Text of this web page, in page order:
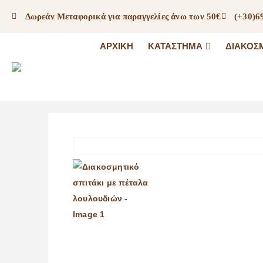
Δωρεάν Μεταφορικά για παραγγελίες άνω των 50€
ΑΡΧΙΚΉ ΚΑΤΆΣΤΗΜΑ